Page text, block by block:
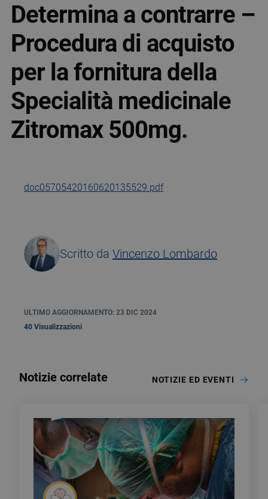
Determina a contrarre –
Procedura di acquisto
per la fornitura della
Specialità medicinale
Zitromax 500mg.
doc05705420160620135529.pdf
Scritto da Vincenzo Lombardo
ULTIMO AGGIORNAMENTO: 23 DIC 2024
40 Visualizzazioni
Notizie correlate NOTIZIE ED EVENTI